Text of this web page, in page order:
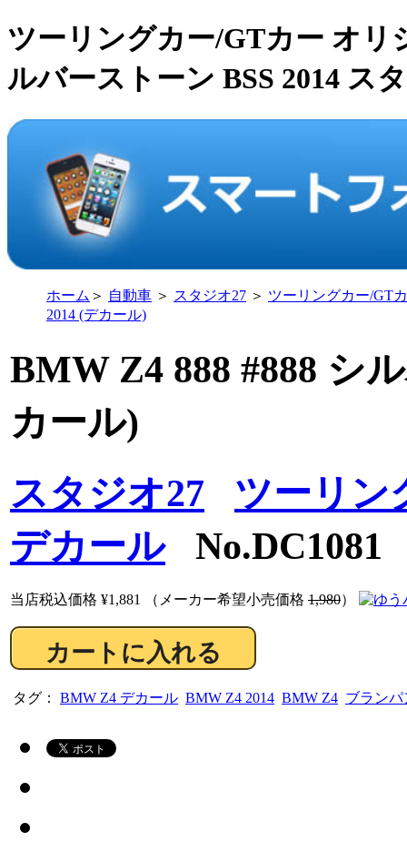
ツーリングカー/GTカー オリ
ルバーストーン BSS 2014 ス
ホーム ＞ 自動車 ＞ スタジオ27 ＞ ツーリングカー/GT
2014 (デカール)
BMW Z4 888 #888 シ
カール)
スタジオ27
ツーリン
デカールNo.DC1081
当店税込価格 ¥1,881 （メーカー希望小売価格 1,980）
タグ： BMW Z4 デカール BMW Z4 2014 BMW Z4 ブランパ